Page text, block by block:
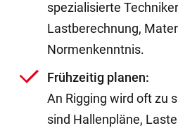
spezialisierte
Lastberechnung,
Normenkenntnis.
Frühzeitig planen:
An Rigging wird oft zu
sind Hallenpläne,